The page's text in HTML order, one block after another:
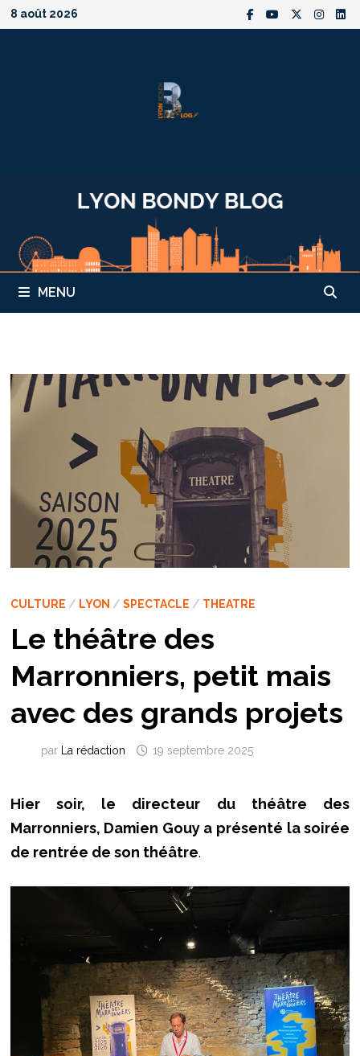
Passer
au
8 août 2026
MENU
CULTURE / LYON / SPECTACLE / THEATRE
Le théâtre des
Marronniers, petit mais
avec des grands projets
par La rédaction 19 septembre 2025
Hier soir, le directeur du théâtre des
Marronniers, Damien Gouy a présenté la soirée
de rentrée de son théâtre.